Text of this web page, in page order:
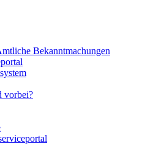
Bekanntmachungen
vorbei?